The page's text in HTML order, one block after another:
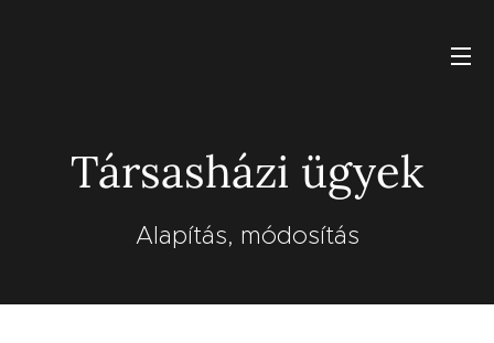
Társasházi ügyek
Alapítás, módosítás